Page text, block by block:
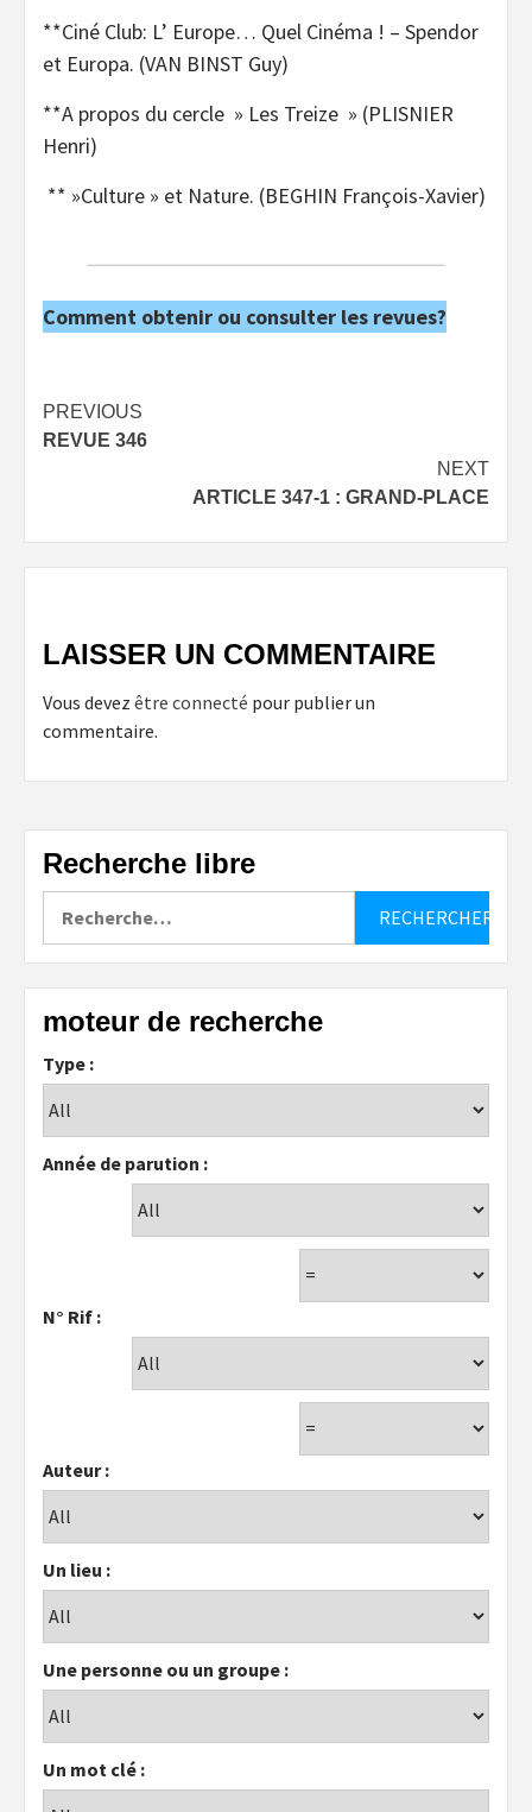
**Ciné Club: L’ Europe… Quel Cinéma ! – Spendor
et Europa. (VAN BINST Guy)
**A propos du cercle » Les Treize » (PLISNIER
Henri)
** »Culture » et Nature. (BEGHIN François-Xavier)
Comment obtenir ou consulter les revues?
Post
navigation
PREVIOUS
REVUE 346
NEXT
ARTICLE 347-1 : GRAND-PLACE
LAISSER UN COMMENTAIRE
Vous devez être connecté pour publier un
commentaire.
Recherche libre
moteur de recherche
Type :
Année de parution :
N° Rif :
Auteur :
Un lieu :
Une personne ou un groupe :
Un mot clé :